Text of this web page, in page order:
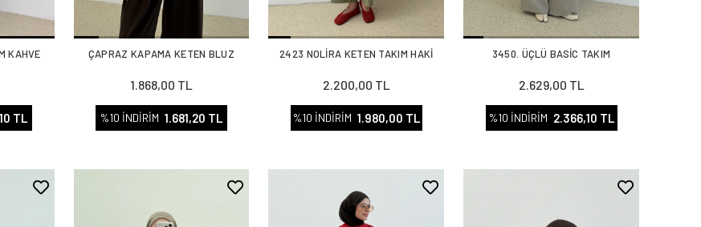
KAHVE
TL
ÇAPRAZ KAPAMA KETEN BLUZ
1.868,00 TL
%10 İNDİRİM 1.681,20 TL
2423 NOLİRA KETEN TAKIM HAKİ
2.200,00 TL
%10 İNDİRİM 1.980,00 TL
3450. ÜÇLÜ BASİC TAKIM
2.629,00 TL
%10 İNDİRİM 2.366,10 TL